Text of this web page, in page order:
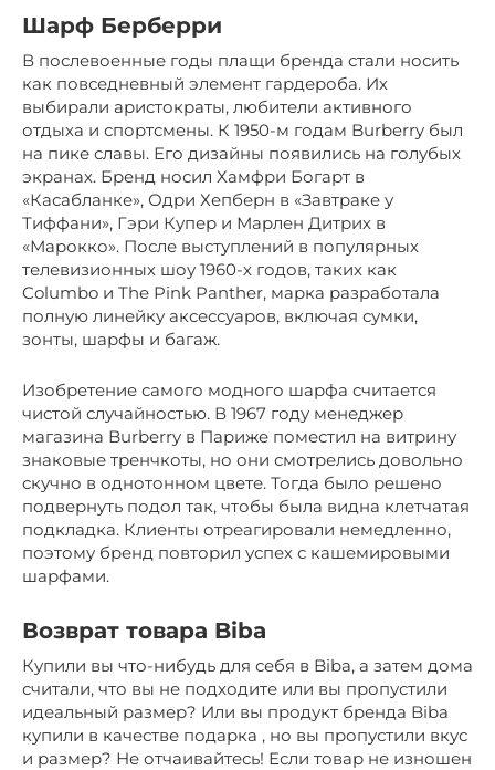
Шарф Берберри
В послевоенные годы плащи бренда стали носить
как повседневный элемент гардероба. Их
выбирали аристократы, любители активного
отдыха и спортсмены. К 1950-м годам Burberry был
на пике славы. Его дизайны появились на голубых
экранах. Бренд носил Хамфри Богарт в
«Касабланке», Одри Хепберн в «Завтраке у
Тиффани», Гэри Купер и Марлен Дитрих в
«Марокко». После выступлений в популярных
телевизионных шоу 1960-х годов, таких как
Columbo и The Pink Panther, марка разработала
полную линейку аксессуаров, включая сумки,
зонты, шарфы и багаж.
Изобретение самого модного шарфа считается
чистой случайностью. В 1967 году менеджер
магазина Burberry в Париже поместил на витрину
знаковые тренчкоты, но они смотрелись довольно
скучно в однотонном цвете. Тогда было решено
подвернуть подол так, чтобы была видна клетчатая
подкладка. Клиенты отреагировали немедленно,
поэтому бренд повторил успех с кашемировыми
шарфами.
Возврат товара Biba
Купили вы что-нибудь для себя в Biba, а затем дома
считали, что вы не подходите или вы пропустили
идеальный размер? Или вы продукт бренда Biba
купили в качестве подарка , но вы пропустили вкус
и размер? Не отчаивайтесь! Если товар не изношен